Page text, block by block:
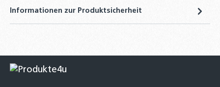
Informationen zur Produktsicherheit